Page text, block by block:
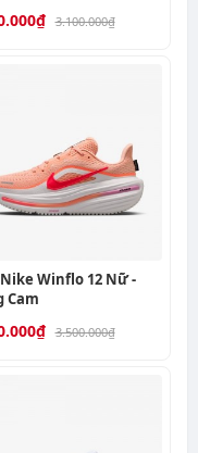
3.100.000₫
Winflo 12 Nữ -
Cam
3.500.000₫